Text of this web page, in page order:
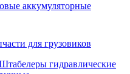
аккумуляторные
для грузовиков
гидравлические